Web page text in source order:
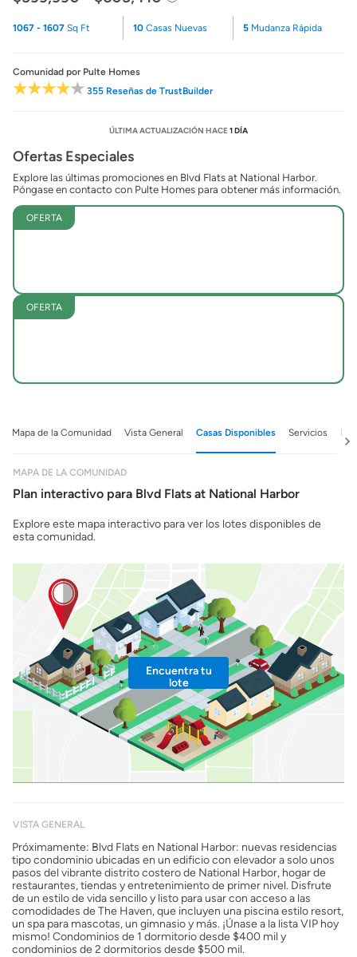
1067 - 1607 Sq Ft 10Casas Nuevas 5 Mudanza Rápida
Comunidad por Pulte Homes
355 Reseñas de TrustBuilder
ÚLTIMA ACTUALIZACIÓN HACE1 DÍA
Ofertas Especiales
Explore las últimas promociones en Blvd Flats at National Harbor.
Póngase en contacto con Pulte Homes para obtener más información.
OFERTA
OFERTA
Mapa de la Comunidad Vista General Casas Disponibles Servicios
MAPA DE LA COMUNIDAD
Plan interactivo para Blvd Flats at National Harbor
Explore este mapa interactivo para ver los lotes disponibles de
esta comunidad.
Encuentra tu
lote
VISTA GENERAL
Próximamente: Blvd Flats en National Harbor: nuevas residencias
tipo condominio ubicadas en un edificio con elevador a solo unos
pasos del vibrante distrito costero de National Harbor, hogar de
restaurantes, tiendas y entretenimiento de primer nivel. Disfrute
de un estilo de vida sencillo y listo para usar con acceso a las
comodidades de The Haven, que incluyen una piscina estilo resort,
un spa para mascotas, un gimnasio y más. ¡Únase a la lista VIP hoy
mismo! Condominios de 1 dormitorio desde $400 mil y
condominios de 2 dormitorios desde $500 mil.